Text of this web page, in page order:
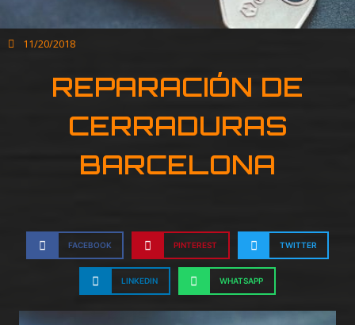
11/20/2018
REPARACIÓN DE
CERRADURAS
BARCELONA
FACEBOOK PINTEREST TWITTER
LINKEDIN WHATSAPP